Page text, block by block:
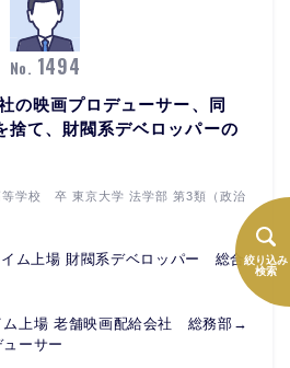
絞り込み
検索
No. 1494
の映画プロデューサー、同
捨て、財閥系デベロッパーの
学校 卒 東京大学 法学部 第3類（政治
ム上場 財閥系デベロッパー 総合
ム上場 老舗映画配給会社 総務部→
ーサー